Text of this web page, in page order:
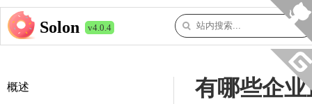
Solon v4.0.4
概述 有哪些企业